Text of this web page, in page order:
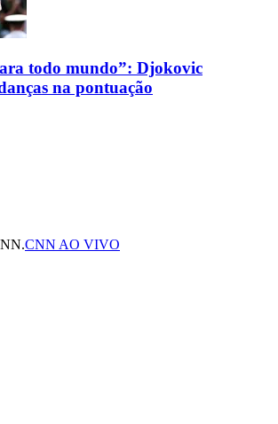
todo mundo”: Djokovic
na pontuação
CNN AO VIVO